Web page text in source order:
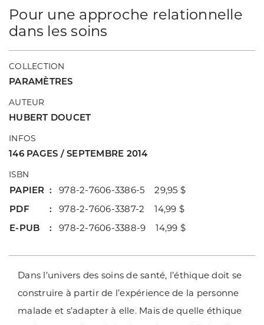
Pour une approche relationnelle
dans les soins
COLLECTION
PARAMÈTRES
AUTEUR
HUBERT DOUCET
INFOS
146 PAGES / SEPTEMBRE 2014
ISBN
PAPIER
978-2-7606-3386-5 29,95 $
PDF
978-2-7606-3387-2 14,99 $
E-PUB
978-2-7606-3388-9 14,99 $
Dans l’univers des soins de santé, l’éthique doit se
construire à partir de l’expérience de la personne
malade et s’adapter à elle. Mais de quelle éthique